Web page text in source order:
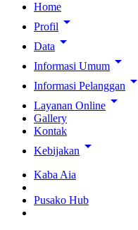
Home
Profil arrow_drop_down
Data arrow_drop_down
Informasi Umum arrow_drop_down
Informasi Pelanggan arrow_drop_down
Layanan Online arrow_drop_down
Gallery
Kontak
Kebijakan arrow_drop_down
Kaba Aia
Pusako Hub